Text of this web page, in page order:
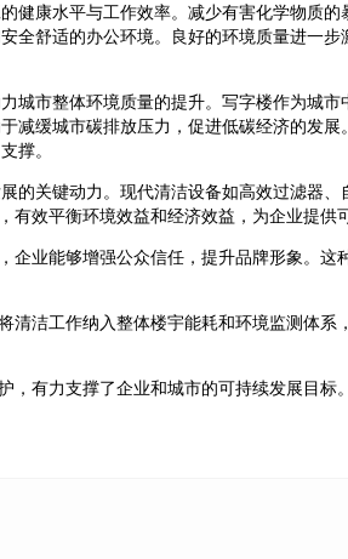
健康水平与工作效率。减少有害化学物质
全舒适的办公环境。良好的环境质量进一步
城市整体环境质量的提升。写字楼作为城
减缓城市碳排放压力，促进低碳经济的发
撑。
的关键动力。现代清洁设备如高效过滤器
效平衡环境效益和经济效益，为企业提供
业能够增强公众信任，提升品牌形象。这
洁工作纳入整体楼宇能耗和环境监测体系
有力支撑了企业和城市的可持续发展目标